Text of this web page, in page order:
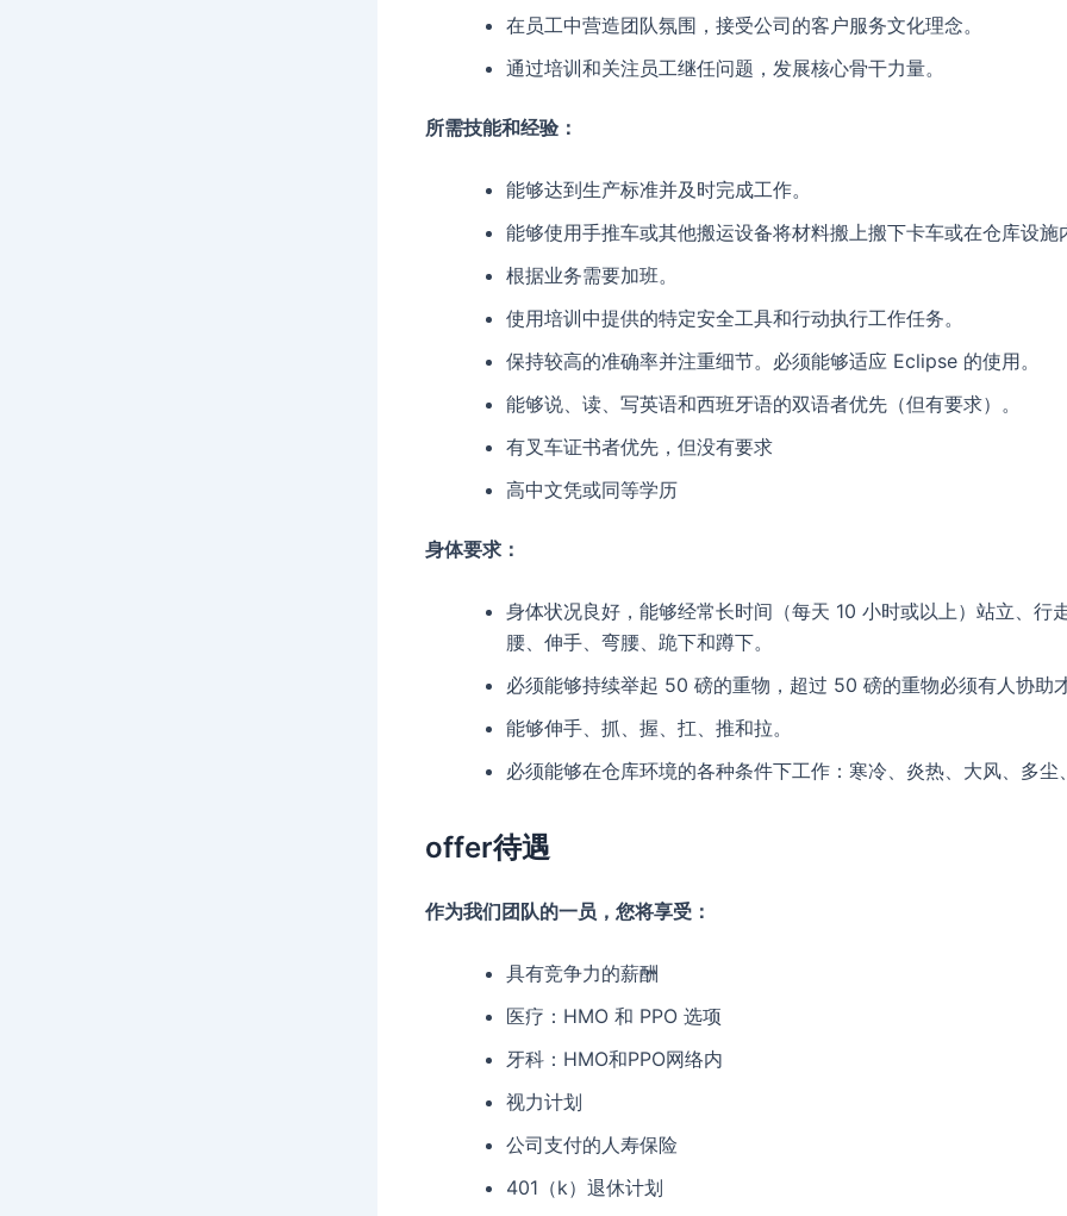
在员工中营造团队氛围，接受公司的客户服务文化理念。
通过培训和关注员工继任问题，发展核心骨干力量。
所需技能和经验：
能够达到生产标准并及时完成工作。
能够使用手推车或其他搬运设备将材料搬上搬下卡车或在仓库设施
根据业务需要加班。
使用培训中提供的特定安全工具和行动执行工作任务。
保持较高的准确率并注重细节。必须能够适应 Eclipse 的使用。
能够说、读、写英语和西班牙语的双语者优先（但有要求）。
有叉车证书者优先，但没有要求
高中文凭或同等学历
身体要求：
身体状况良好，能够经常长时间（每天 10 小时或以上）站立、行
腰、伸手、弯腰、跪下和蹲下。
必须能够持续举起 50 磅的重物，超过 50 磅的重物必须有人协助
能够伸手、抓、握、扛、推和拉。
必须能够在仓库环境的各种条件下工作：寒冷、炎热、大风、多尘
offer待遇
作为我们团队的一员，您将享受：
具有竞争力的薪酬
医疗：HMO 和 PPO 选项
牙科：HMO和PPO网络内
视力计划
公司支付的人寿保险
401（k）退休计划